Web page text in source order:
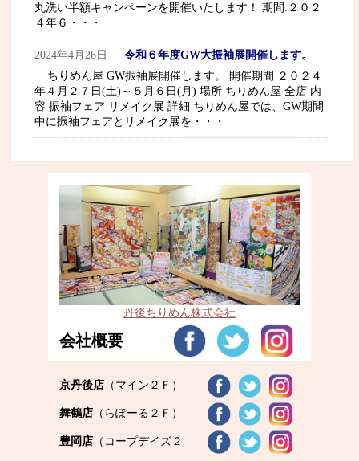
丸洗い半額キャンペーンを開催いたします！ 期間:２０２
４年６・・・
2024年4月26日
令和６年度GW大振袖展開催します。
ちりめん屋 GW振袖展開催します。 開催期間 ２０２４
年４月２７日(土)～５月６日(月) 場所 ちりめん屋 全店 内
容 振袖フェア リメイク展 詳細 ちりめん屋では、GW期間
中に振袖フェアとリメイク展を・・・
丹後ちりめん株式会社
会社概要
京丹後店 （マイン２Ｆ）
舞鶴店 （らぽーる２Ｆ）
豊岡店 （コープデイズ２